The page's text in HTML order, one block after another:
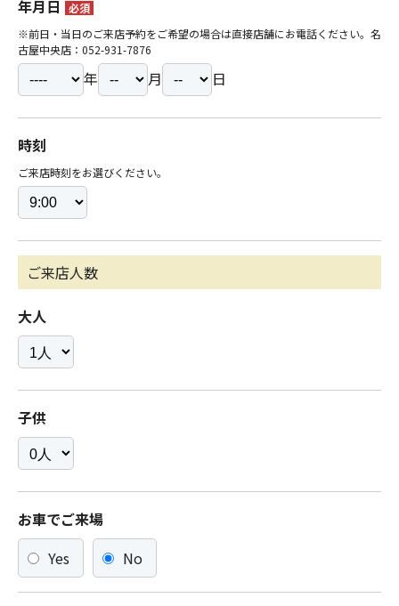
年月日
必須
※前日・当日のご来店予約をご希望の場合は直接店舗にお電話ください。名
古屋中央店：052-931-7876
年 月 日
時刻
ご来店時刻をお選びください。
ご来店人数
大人
子供
お車でご来場
Yes
No